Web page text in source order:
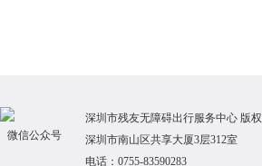
微信公众号
深圳市残友无障碍出行服务中心 版权
深圳市南山区共享大厦3层312室
电话：0755-83590283